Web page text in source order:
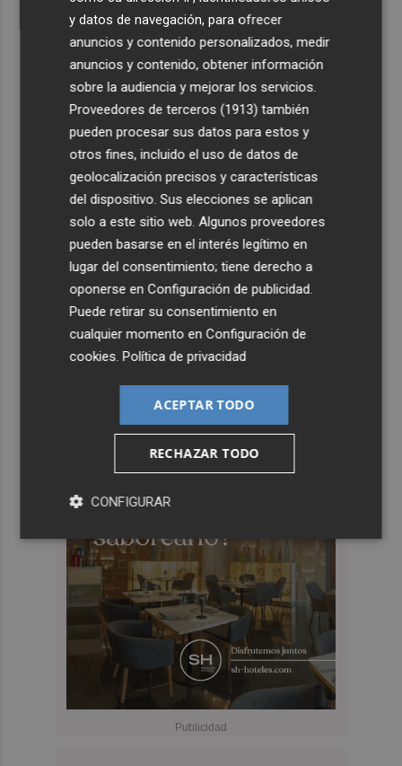
y datos de navegación, para ofrecer
anuncios y contenido personalizados, medir
anuncios y contenido, obtener información
sobre la audiencia y mejorar los servicios.
Proveedores de terceros (1913) también
pueden procesar sus datos para estos y
otros fines, incluido el uso de datos de
geolocalización precisos y características
del dispositivo. Sus elecciones se aplican
solo a este sitio web. Algunos proveedores
pueden basarse en el interés legítimo en
lugar del consentimiento; tiene derecho a
oponerse enConfiguración de publicidad.
Puede retirar su consentimiento en
cualquier momento enConfiguración de
cookies.Política de privacidad
ACEPTAR TODO
RECHAZAR TODO
CONFIGURAR